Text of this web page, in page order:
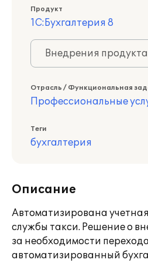
Продукт
1С:Бухгалтерия 8
Внедрения
Отрасль / Функциональная
Профессиональные
Теги
бухгалтерия
Описание
Автоматизирована
службы такси. Решение о
за необходимости
автоматизированный